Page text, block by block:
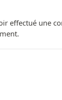
effectué une